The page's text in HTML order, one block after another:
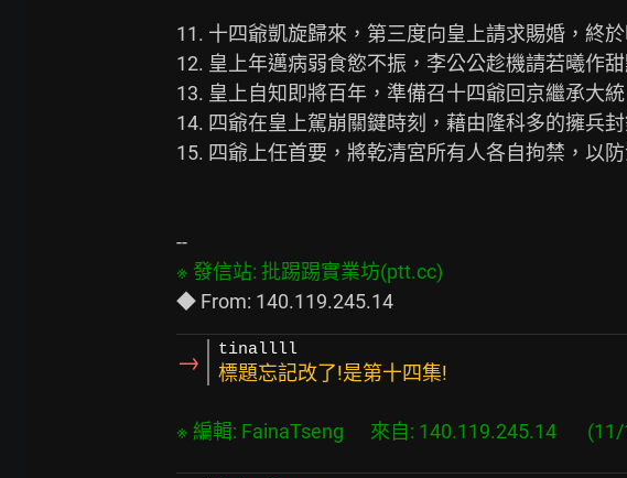
11. 十四爺凱旋歸來，第三度向皇上請求賜婚，終
12. 皇上年邁病弱食慾不振，李公公趁機請若曦作
13. 皇上自知即將百年，準備召十四爺回京繼承大
14. 四爺在皇上駕崩關鍵時刻，藉由隆科多的擁兵
15. 四爺上任首要，將乾清宮所有人各自拘禁，以防
→ tinallll
標題忘記改了!是第十四集!